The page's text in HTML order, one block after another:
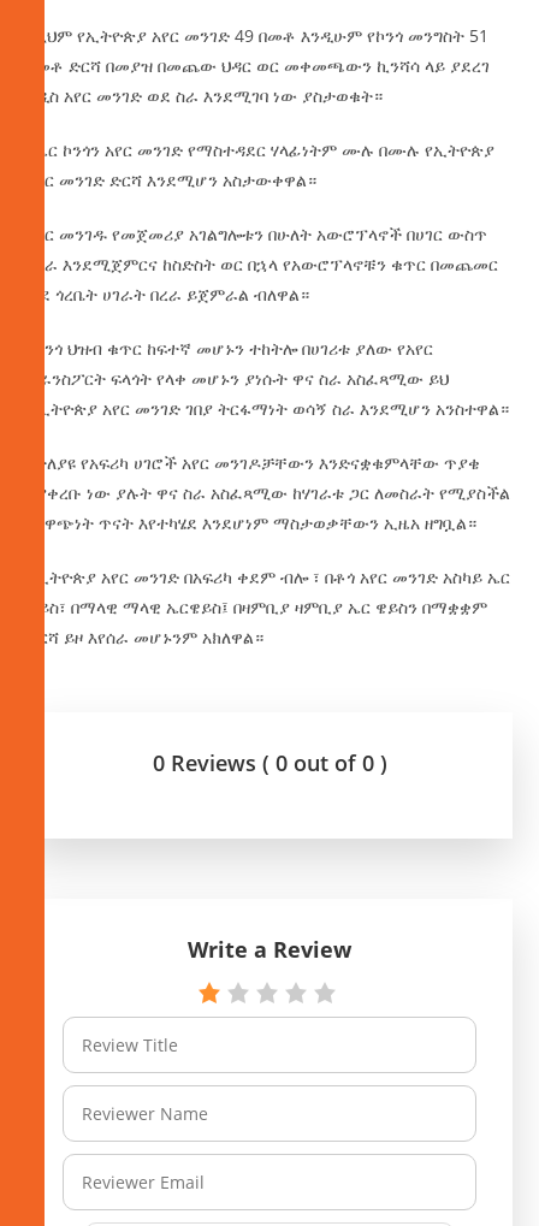
በዚህም የኢትዮጵያ አየር መንገድ 49 በመቶ እንዲሁም የኮንጎ መንግስት 51
በመቶ ድርሻ በመያዝ በመጨው ህዳር ወር መቀመጫውን ኪንሻሳ ላይ ያደረገ
አዲስ አየር መንገድ ወደ ስራ እንደሚገባ ነው ያስታወቁት።
የኤር ኮንጎን አየር መንገድ የማስተዳደር ሃላፊነትም ሙሉ በሙሉ የኢትዮጵያ
አየር መንገድ ድርሻ እንደሚሆን አስታውቀዋል።
አየር መንገዱ የመጀመሪያ አገልግሎቱን በሁለት አውሮፕላኖች በሀገር ውስጥ
በረራ እንደሚጀምርና ከስድስት ወር በኋላ የአውሮፕላኖቹን ቁጥር በመጨመር
ወደ ጎረቤት ሀገራት በረራ ይጀምራል ብለዋል።
የኮንጎ ህዝብ ቁጥር ከፍተኛ መሆኑን ተከትሎ በሀገሪቱ ያለው የአየር
ትራንስፖርት ፍላጎት የላቀ መሆኑን ያነሱት ዋና ስራ አስፈጻሚው ይህ
ለኢትዮጵያ አየር መንገድ ገበያ ትርፋማነት ወሳኝ ስራ እንደሚሆን አንስተዋል።
የተለያዩ የአፍሪካ ሀገሮች አየር መንገዶቻቸውን እንድናቋቁምላቸው ጥያቄ
እያቀረቡ ነው ያሉት ዋና ስራ አስፈጻሚው ከሃገራቱ ጋር ለመስራት የሚያስችል
የአዋጭነት ጥናት እየተካሄደ እንደሆነም ማስታወቃቸውን ኢዜአ ዘግቧል።
የኢትዮጵያ አየር መንገድ በአፍሪካ ቀደም ብሎ ፣ በቶጎ አየር መንገድ አስካይ ኤር
ዌይስ፣ በማላዊ ማላዊ ኤርዌይስ፤ በዛምቢያ ዛምቢያ ኤር ዌይስን በማቋቋም
ድርሻ ይዞ እየሰራ መሆኑንም አክለዋል።
0 Reviews ( 0 out of 0 )
Write a Review